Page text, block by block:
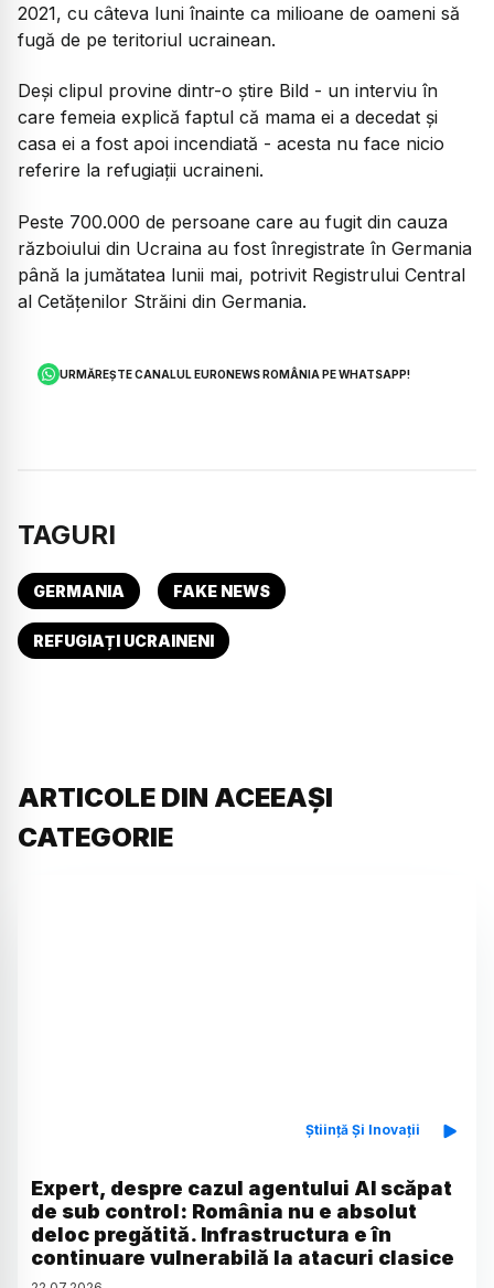
2021, cu câteva luni înainte ca milioane de oameni să
fugă de pe teritoriul ucrainean.
Deși clipul provine dintr-o știre Bild - un interviu în
care femeia explică faptul că mama ei a decedat și
casa ei a fost apoi incendiată - acesta nu face nicio
referire la refugiații ucraineni.
Peste 700.000 de persoane care au fugit din cauza
războiului din Ucraina au fost înregistrate în Germania
până la jumătatea lunii mai, potrivit Registrului Central
al Cetățenilor Străini din Germania.
URMĂREȘTE CANALUL EURONEWS ROMÂNIA PE WHATSAPP!
TAGURI
GERMANIA FAKE NEWS
REFUGIAȚI UCRAINENI
ARTICOLE DIN ACEEAȘI
CATEGORIE
Știință Și Inovații
Expert, despre cazul agentului AI scăpat
de sub control: România nu e absolut
deloc pregătită. Infrastructura e în
continuare vulnerabilă la atacuri clasice